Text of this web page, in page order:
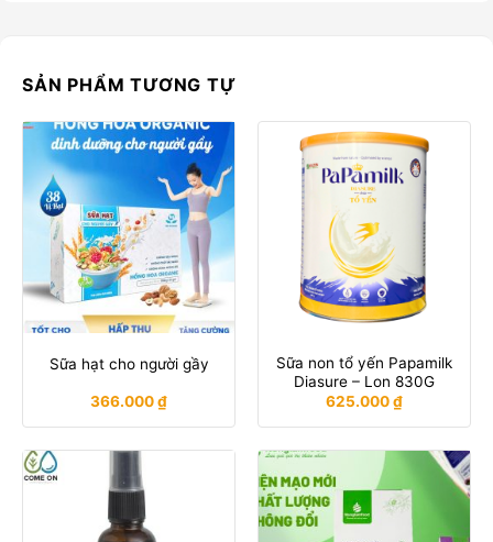
SẢN PHẨM TƯƠNG TỰ
Sữa hạt cho người gầy
366.000₫
Sữa non tổ yến Papamilk
Diasure – Lon 830G
625.000₫